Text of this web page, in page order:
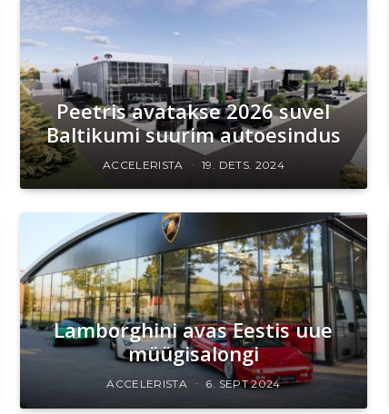
Peetris avatakse 2026 suvel
Baltikumi suurim autoesindus
ACCELERISTA 19. DETS. 2024
Lamborghini avas Eestis uue
müügisalongi
ACCELERISTA 6. SEPT 2024